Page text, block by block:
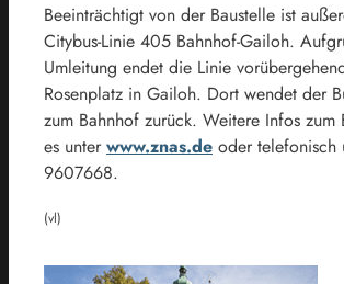
Beeinträchtigt von der Baustelle ist
Citybus-Linie 405 Bahnhof-Gailoh.
Umleitung endet die Linie
Rosenplatz in Gailoh. Dort wendet der
zum Bahnhof zurück. Weitere Infos zum
es unter www.znas.de oder telefonisch
9607668.
(vl)